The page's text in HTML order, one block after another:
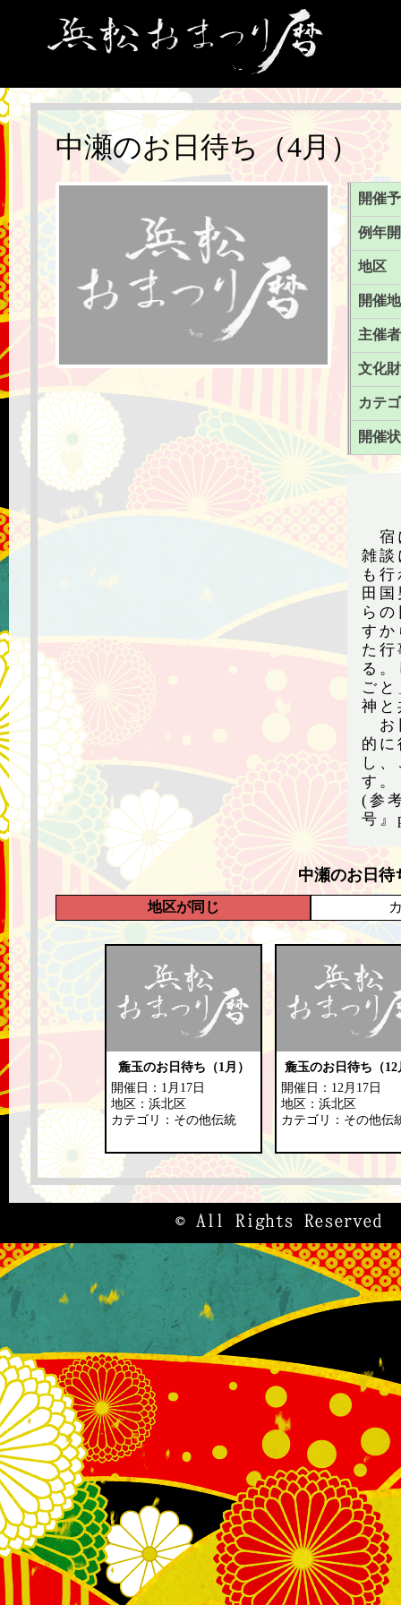
中瀬のお日待ち（4月）
開催
例年
地区
開催地
主催者
文化
カテ
開催
宿
雑談
も
田
ら
すか
た
る
ご
神と
お
的
し
す。
(参
号
中瀬のお日待
地区が同じ
麁玉のお日待ち（1月）
開催日：1月17日
地区：浜北区
カテゴリ：その他伝統
麁玉のお日待ち（12
開催日：12月17日
地区：浜北区
カテゴリ：その他伝